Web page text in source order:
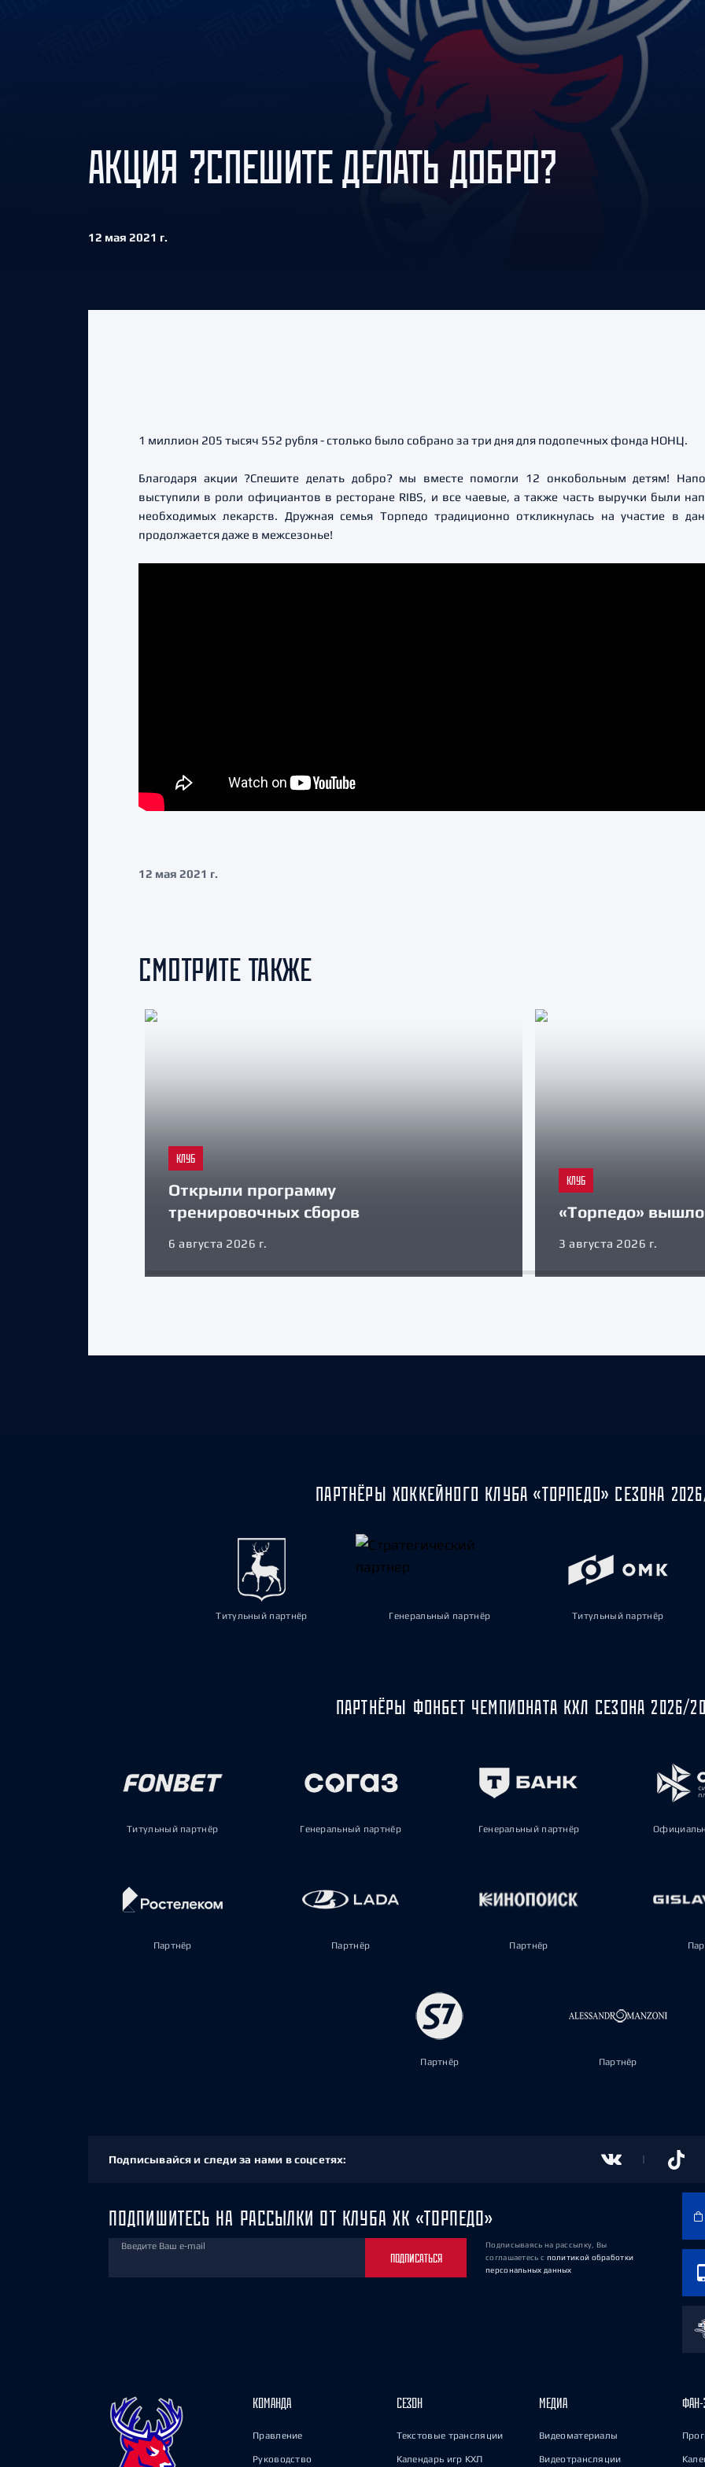
Амур
Барыс
Салават Юлаев
Сибирь
АКЦИЯ ?СПЕШИТЕ ДЕЛАТЬ ДОБРО?
12 мая 2021 г.
1 миллион 205 тысяч 552 рубля - столько было собрано за три дня для подопечных фонда НОНЦ.
Благодаря акции ?Спешите делать добро? мы вместе помогли 12 онкобольным детям!
выступили в роли официантов в ресторане RIBS, и все чаевые, а также часть выручки были
необходимых лекарств. Дружная семья Торпедо традиционно откликнулась на участие в
продолжается даже в межсезонье!
12 мая 2021 г.
СМОТРИТЕ ТАКЖЕ
КЛУБ
Открыли программу
тренировочных сборов
6 августа 2026 г.
КЛУБ
«Торпедо» вышло
3 августа 2026 г.
ПАРТНЁРЫ ХОККЕЙНОГО КЛУБА «ТОРПЕДО» СЕЗОНА
Титульный партнёр Генеральный партнёр Титульный партнёр
ПАРТНЁРЫ ФОНБЕТ ЧЕМПИОНАТА КХЛ СЕЗОНА 2026/
Титульный партнёр Генеральный партнёр Генеральный партнёр
Партнёр Партнёр Партнёр
Партнёр Партнёр
Подписывайся и следи за нами в соцсетях:
ПОДПИШИТЕСЬ НА РАССЫЛКИ ОТ КЛУБА ХК «ТОРПЕДО»
Введите Ваш e-mail
ПОДПИСАТЬСЯ
Подписываясь на рассылку, Вы
соглашаетесь с политикой обработки
персональных данных
КОМАНДА
Правление
Руководство
СЕЗОН
Текстовые трансляции
Календарь игр КХЛ
МЕДИА
Видеоматериалы
Видеотрансляции
ФАН-